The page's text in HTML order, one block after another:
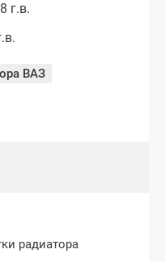
г.в.
ВАЗ
радиатора